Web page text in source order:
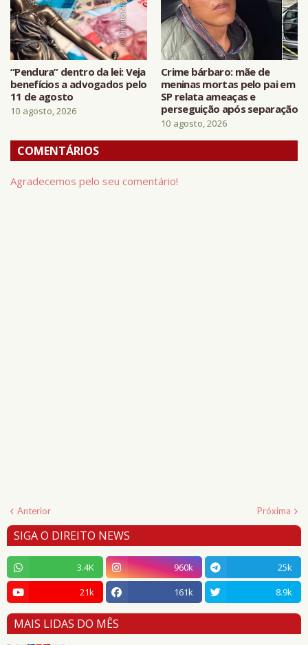
“Pendura” dentro da lei: Veja
benefícios a advogados pelo
11 de agosto
10 agosto, 2026
Crime bárbaro: mãe de
meninas mortas pelo pai em
SP relata ameaças e
perseguição após separação
10 agosto, 2026
COMENTÁRIOS
Agradecemos pelo seu comentário!
Anterior Próxima
SIGA O DIREITO NEWS
3.4K 960k
25k
21k
161k 8.9k
MAIS LIDAS DO MÊS